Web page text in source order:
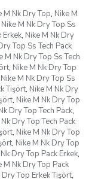
M Nk Dry Top, Nike M
Nike M Nk Dry Top Ss
Erkek, Nike M Nk Dry
Top Ss Tech Pack
M Nk Dry Top Ss Tech
, Nike M Nk Dry Top
Nike M Nk Dry Top Ss
Tişört, Nike M Nk Dry
, Nike M Nk Dry Top
Dry Top Tech Pack,
Dry Top Tech Pack
, Nike M Nk Dry Top
, Nike M Nk Dry Top
Dry Top Pack Erkek,
M Nk Dry Top Pack
Dry Top Erkek Tişört,